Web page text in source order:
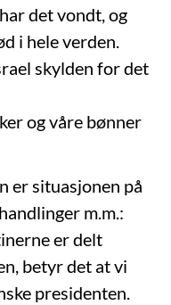
det vondt, og
i hele verden.
skylden for det
og våre bønner
er situasjonen på
m.m.:
er delt
betyr det at vi
presidenten.